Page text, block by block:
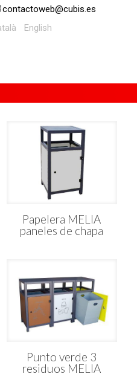
contactoweb@cubis.es
English
Papelera MELIA
paneles de chapa
Punto verde 3
residuos MELIA